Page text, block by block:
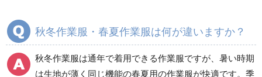
秋冬長袖
食品産業用長袖
秋冬長袖
秋冬作業服・春夏作業服は何が違いますか？
秋冬作業服は通年で着用できる作業服ですが、暑い時期
は生地が薄く同じ機能の春夏用の作業服が快適です。季